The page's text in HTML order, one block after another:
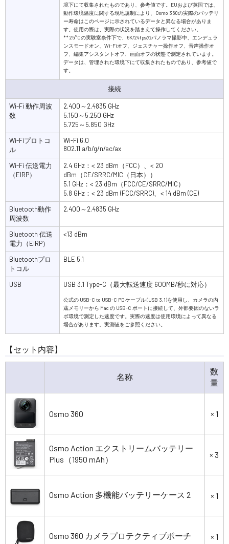
境下にて収集されたものであり、参考値です。EUおよび英国では、
動作環境温度に関する現地規制により、Osmo 360の実際のバッテリ
ー寿命はこのページに示されているデータと異なる場合がありま
す。使用の際は、実際の状況を踏まえて操作してください。
** 25°Cの実験室条件下で、6K/24fpsのパノラマ撮影中、エンデュラ
ンスモードオン、Wi-Fiオフ、ジェスチャー操作オフ、音声操作オ
フ、編集アシスタントオフ、画面オフの状態で測定されています。
データは、管理された環境下にて収集されたものであり、参考値で
す。
接続
Wi-Fi 動作周波
数
2.400～2.4835 GHz
5.150～5.250 GHz
5.725～5.850 GHz
Wi-Fiプロトコ
ル
Wi-Fi 6.0
802.11 a/b/g/n/ac/ax
Wi-Fi 伝送電力
（EIRP）
2.4 GHz：< 23 dBm（FCC）、< 20
dBm（CE/SRRC/MIC（日本））
5.1 GHz：< 23 dBm（FCC/CE/SRRC/MIC）
5.8 GHz：< 23 dBm (FCC/SRRC)、< 14 dBm (CE)
Bluetooth動作
周波数
2.400～2.4835 GHz
Bluetooth 伝送
電力（EIRP）
<13 dBm
Bluetoothプロ
トコル
BLE 5.1
USB USB 3.1 Type-C（最大転送速度 600MB/秒に対応）
公式の USB-C to USB-C PD ケーブル (USB 3.1)を使用し、カメラの内
蔵メモリーから Mac の USB-C ポートに接続して、外部要因のないラ
ボ環境で測定した速度です。実際の速度は使用環境によって異なる
場合があります。実測値をご参照ください。
【セット内容】
名称
数
量
Osmo 360 × 1
Osmo Action エクストリームバッテリー
Plus（1950 mAh）
× 3
Osmo Action 多機能バッテリーケース 2 × 1
Osmo 360 カメラプロテクティブポーチ × 1